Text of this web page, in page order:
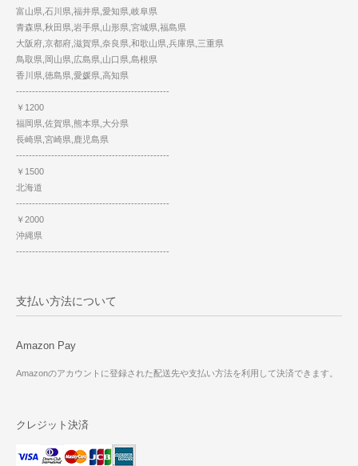
富山県,石川県,福井県,愛知県,岐阜県
青森県,秋田県,岩手県,山形県,宮城県,福島県
大阪府,京都府,滋賀県,奈良県,和歌山県,兵庫県,三重県
鳥取県,岡山県,広島県,山口県,島根県
香川県,徳島県,愛媛県,高知県
------------------------------------------------
￥1200
福岡県,佐賀県,熊本県,大分県
長崎県,宮崎県,鹿児島県
------------------------------------------------
￥1500
北海道
------------------------------------------------
￥2000
沖縄県
------------------------------------------------
支払い方法について
Amazon Pay
Amazonのアカウントに登録された配送先や支払い方法を利用して決済できます。
クレジット決済